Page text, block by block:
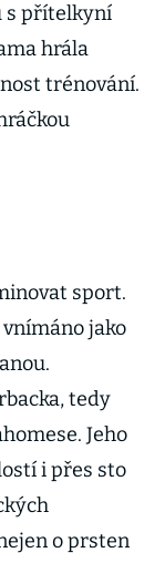
s přítelkyní
hrála
trénování.
sport.
jako
tedy
Jeho
i přes sto
o prsten